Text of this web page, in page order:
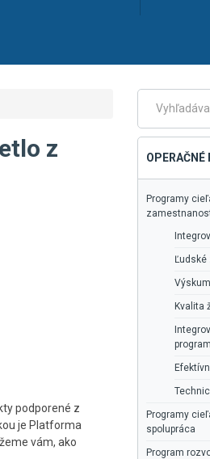
z
podporené z
je Platforma
vám, ako
Fulltextové
OPERAČNÉ
Programy
Ľudské
Kvalita
program
Programy
spolupráca
Program